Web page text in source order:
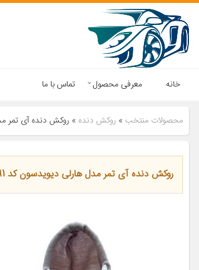
خانه معرفی محصول تماس با ما
محصولات منتخب » روکش دنده » روکش دنده آی تمر
روکش دنده آی تمر مدل هارلی دیویدسون کد 191